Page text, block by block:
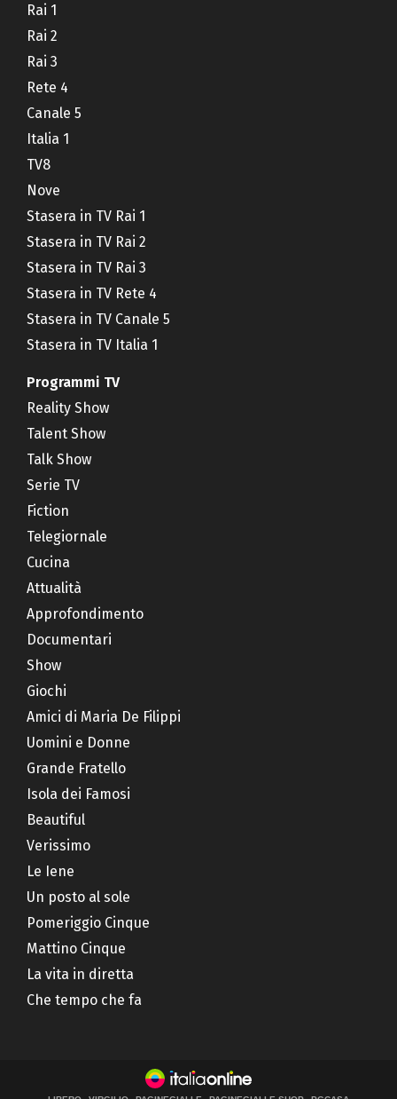
Rai 1
Rai 2
Rai 3
Rete 4
Canale 5
Italia 1
TV8
Nove
Stasera in TV Rai 1
Stasera in TV Rai 2
Stasera in TV Rai 3
Stasera in TV Rete 4
Stasera in TV Canale 5
Stasera in TV Italia 1
Programmi TV
Reality Show
Talent Show
Talk Show
Serie TV
Fiction
Telegiornale
Cucina
Attualità
Approfondimento
Documentari
Show
Giochi
Amici di Maria De Filippi
Uomini e Donne
Grande Fratello
Isola dei Famosi
Beautiful
Verissimo
Le Iene
Un posto al sole
Pomeriggio Cinque
Mattino Cinque
La vita in diretta
Che tempo che fa